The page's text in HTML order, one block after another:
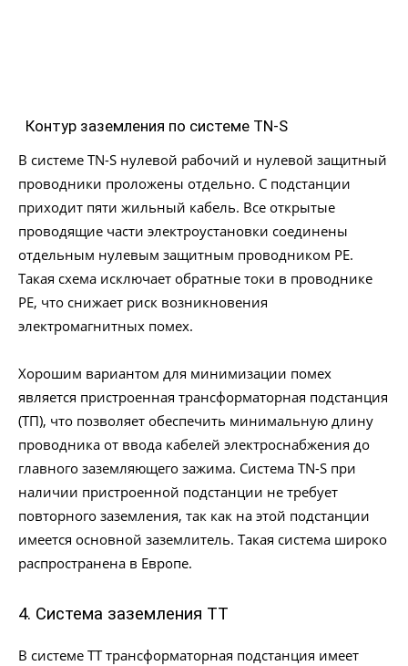
Контур заземления по системе TN-S
В системе TN-S нулевой рабочий и нулевой защитный
проводники проложены отдельно. С подстанции
приходит пяти жильный кабель. Все открытые
проводящие части электроустановки соединены
отдельным нулевым защитным проводником PE.
Такая схема исключает обратные токи в проводнике
РЕ, что снижает риск возникновения
электромагнитных помех.
Хорошим вариантом для минимизации помех
является пристроенная трансформаторная подстанция
(ТП), что позволяет обеспечить минимальную длину
проводника от ввода кабелей электроснабжения до
главного заземляющего зажима. Система TN-S при
наличии пристроенной подстанции не требует
повторного заземления, так как на этой подстанции
имеется основной заземлитель. Такая система широко
распространена в Европе.
4. Система заземления TT
В системе TT трансформаторная подстанция имеет